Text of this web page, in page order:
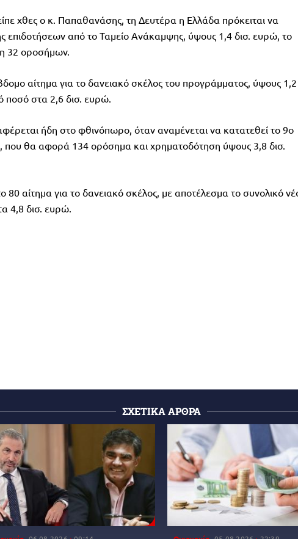
χθες ο κ. Παπαθανάσης, τη Δευτέρα η Ελλάδα πρόκειται να
επιδοτήσεων από το Ταμείο Ανάκαμψης, ύψους 1,4 δισ. ευρώ, το
32 οροσήμων.
αίτημα για το δανειακό σκέλος του προγράμματος, ύψους 1,2
ποσό στα 2,6 δισ. ευρώ.
ήδη στο φθινόπωρο, όταν αναμένεται να κατατεθεί το 9ο
που θα αφορά 134 ορόσημα και χρηματοδότηση ύψους 3,8 δισ.
80 αίτημα για το δανειακό σκέλος, με αποτέλεσμα το συνολικό
4,8 δισ. ευρώ.
ΣΧΕΤΙΚΑ ΑΡΘΡΑ